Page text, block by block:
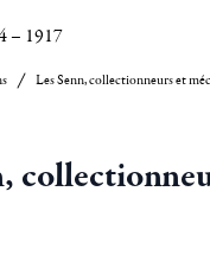
– 1917
Les Senn, collectionneurs et